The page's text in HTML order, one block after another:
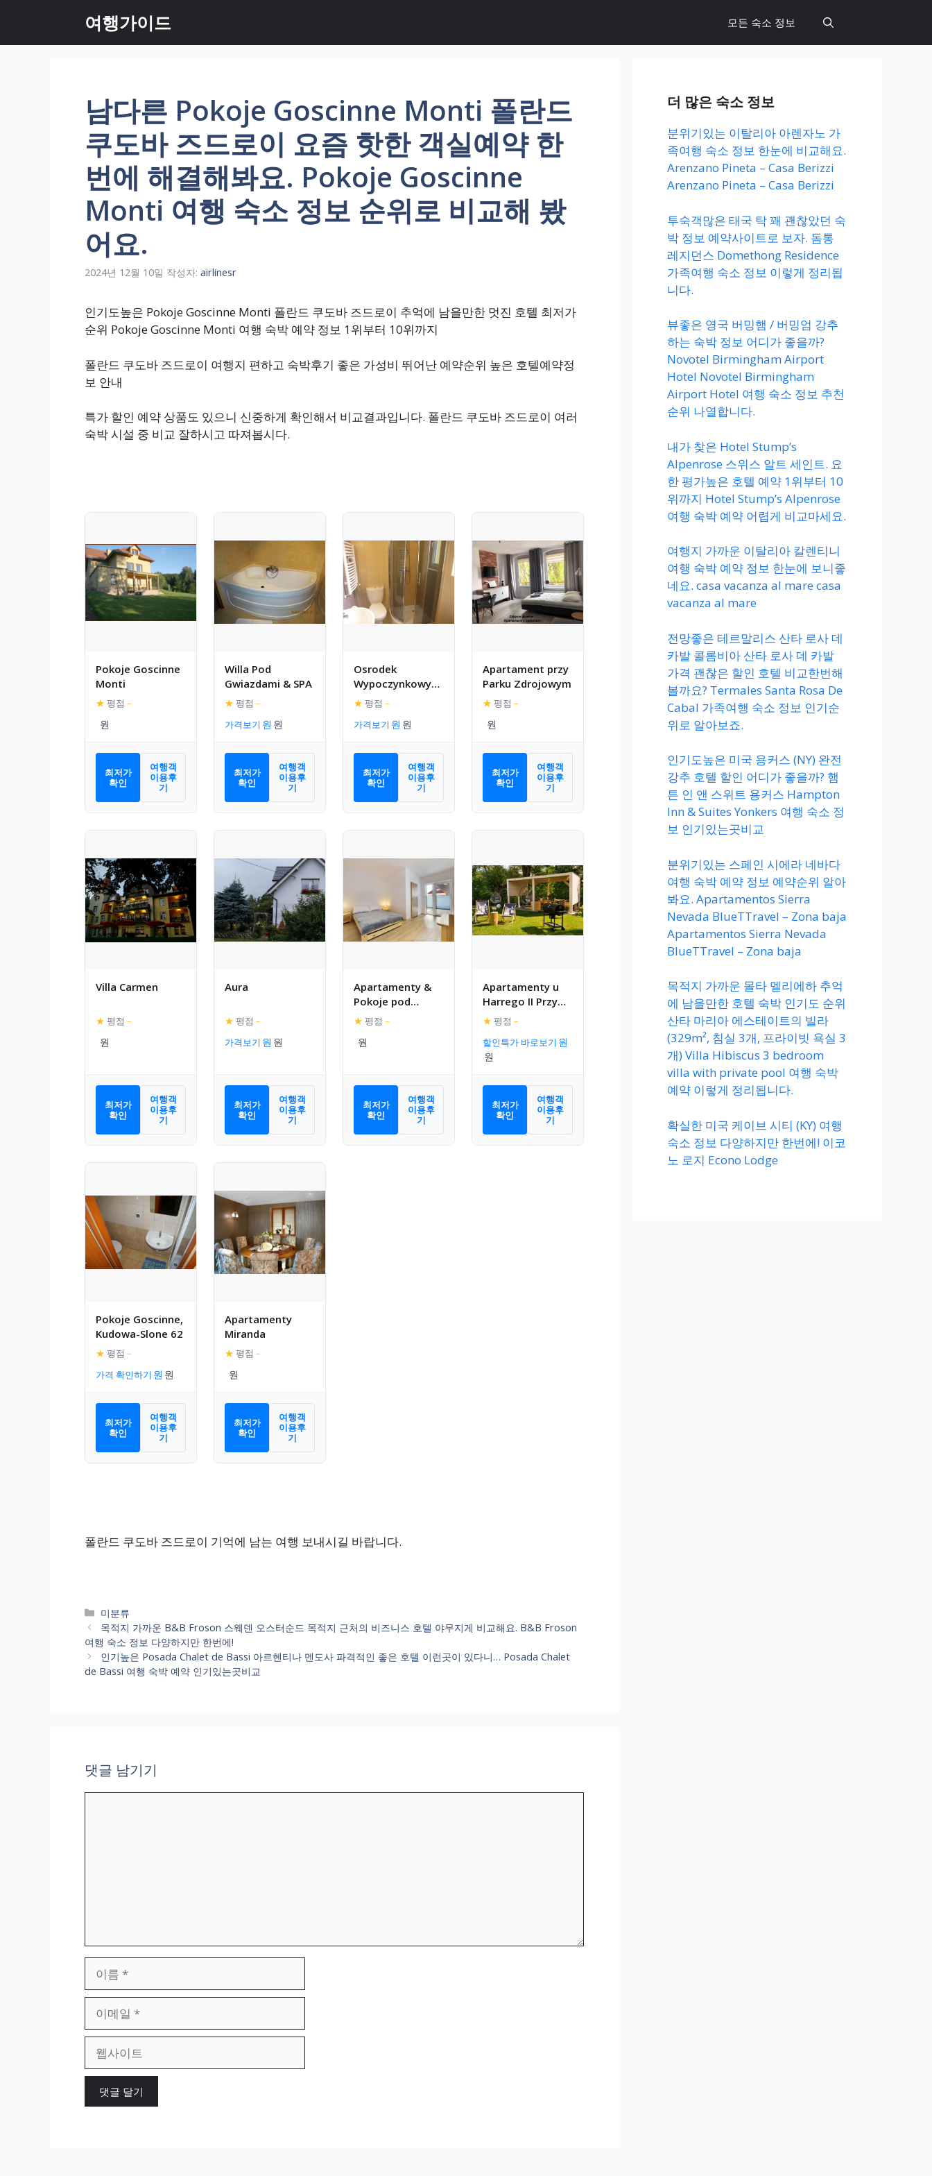
츠
여행가이드 모든 숙소 정보
남다른 Pokoje Goscinne Monti 폴란드
쿠도바 즈드로이 요즘 핫한 객실예약 한
번에 해결해봐요. Pokoje Goscinne
Monti 여행 숙소 정보 순위로 비교해 봤
어요.
2024년 12월 10일 작성자: airlinesr
인기도높은 Pokoje Goscinne Monti 폴란드 쿠도바 즈드로이 추억에 남을만한 멋진 호텔 최저가
순위 Pokoje Goscinne Monti 여행 숙박 예약 정보 1위부터 10위까지
폴란드 쿠도바 즈드로이 여행지 편하고 숙박후기 좋은 가성비 뛰어난 예약순위 높은 호텔예약정
보 안내
특가 할인 예약 상품도 있으니 신중하게 확인해서 비교결과입니다. 폴란드 쿠도바 즈드로이 여러
숙박 시설 중 비교 잘하시고 따져봅시다.
Pokoje Goscinne
Monti
★ 평점 –
최저가
확인
여행객
이용후
기
Willa Pod
Gwiazdami & SPA
★ 평점 –
가격보기
최저가
확인
여행객
이용후
기
Osrodek
Wypoczynkowy
Relaks przy Parku
Tezni Solankowej
★ 평점 –
가격보기
최저가
확인
여행객
이용후
기
Apartament przy
Parku Zdrojowym
★ 평점 –
최저가
확인
여행객
이용후
기
Villa Carmen
★ 평점 –
최저가
확인
여행객
이용후
기
Aura
★ 평점 –
가격보기
최저가
확인
여행객
이용후
기
Apartamenty &
Pokoje pod
Grusza
★ 평점 –
최저가
확인
여행객
이용후
기
Apartamenty u
Harrego II Przy
Stawie Spa
★ 평점 –
할인특가 바로보기
최저가
확인
여행객
이용후
기
Pokoje Goscinne,
Kudowa-Slone 62
★ 평점 –
가격 확인하기
최저가
확인
여행객
이용후
기
Apartamenty
Miranda
★ 평점 –
최저가
확인
여행객
이용후
기
폴란드 쿠도바 즈드로이 기억에 남는 여행 보내시길 바랍니다.
카
테
고
리
미분류
목적지 가까운 B&B Froson 스웨덴 오스터순드 목적지 근처의 비즈니스 호텔 야무지게 비교해요. B&B Froson
여행 숙소 정보 다양하지만 한번에!
인기높은 Posada Chalet de Bassi 아르헨티나 멘도사 파격적인 좋은 호텔 이런곳이 있다니… Posada Chalet
de Bassi 여행 숙박 예약 인기있는곳비교
댓글 남기기
일
이
더 많은 숙소 정보
분위기있는 이탈리아 아렌자노 가
족여행 숙소 정보 한눈에 비교해요.
Arenzano Pineta – Casa Berizzi
Arenzano Pineta – Casa Berizzi
투숙객많은 태국 탁 꽤 괜찮았던 숙
박 정보 예약사이트로 보자. 돔통
레지던스 Domethong Residence
가족여행 숙소 정보 이렇게 정리됩
니다.
뷰좋은 영국 버밍햄 / 버밍엄 강추
하는 숙박 정보 어디가 좋을까?
Novotel Birmingham Airport
Hotel Novotel Birmingham
Airport Hotel 여행 숙소 정보 추천
순위 나열합니다.
내가 찾은 Hotel Stump’s
Alpenrose 스위스 알트 세인트. 요
한 평가높은 호텔 예약 1위부터 10
위까지 Hotel Stump’s Alpenrose
여행 숙박 예약 어렵게 비교마세요.
여행지 가까운 이탈리아 칼렌티니
여행 숙박 예약 정보 한눈에 보니좋
네요. casa vacanza al mare casa
vacanza al mare
전망좋은 테르말리스 산타 로사 데
카발 콜롬비아 산타 로사 데 카발
가격 괜찮은 할인 호텔 비교한번해
볼까요? Termales Santa Rosa De
Cabal 가족여행 숙소 정보 인기순
위로 알아보죠.
인기도높은 미국 용커스 (NY) 완전
강추 호텔 할인 어디가 좋을까? 햄
튼 인 앤 스위트 용커스 Hampton
Inn & Suites Yonkers 여행 숙소 정
보 인기있는곳비교
분위기있는 스페인 시에라 네바다
여행 숙박 예약 정보 예약순위 알아
봐요. Apartamentos Sierra
Nevada BlueTTravel – Zona baja
Apartamentos Sierra Nevada
BlueTTravel – Zona baja
목적지 가까운 몰타 멜리에하 추억
에 남을만한 호텔 숙박 인기도 순위
산타 마리아 에스테이트의 빌라
(329m², 침실 3개, 프라이빗 욕실 3
개) Villa Hibiscus 3 bedroom
villa with private pool 여행 숙박
예약 이렇게 정리됩니다.
확실한 미국 케이브 시티 (KY) 여행
숙소 정보 다양하지만 한번에! 이코
노 로지 Econo Lodge